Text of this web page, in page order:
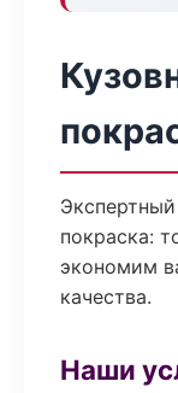
покраска:
экономим
качества.
Наши